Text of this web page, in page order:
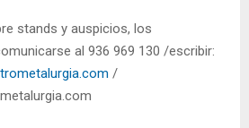
stands y auspicios, los
al 936 969 130 /escribir:
/